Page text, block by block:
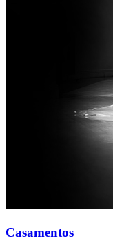
Casamentos